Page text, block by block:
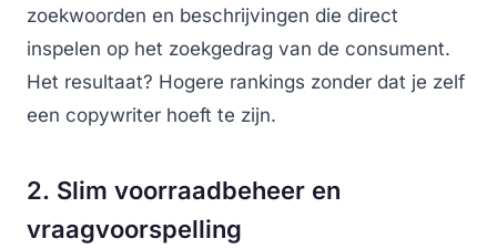
zoekwoorden en beschrijvingen die direct
inspelen op het zoekgedrag van de consument.
Het resultaat? Hogere rankings zonder dat je zelf
een copywriter hoeft te zijn.
2. Slim voorraadbeheer en
vraagvoorspelling